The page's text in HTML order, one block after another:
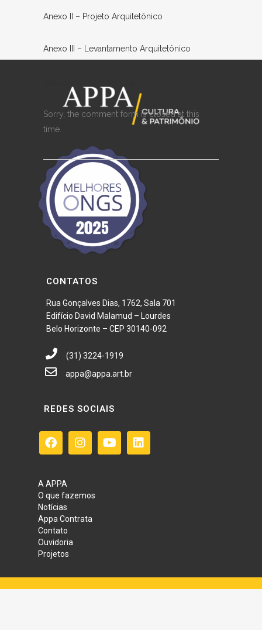
Anexo II – Projeto Arquitetônico
Anexo III – Levantamento Arquitetônico
Sorry, the comment form is closed at this
time.
CONTATOS
Rua Gonçalves Dias, 1762, Sala 701
Edifício David Malamud – Lourdes
Belo Horizonte – CEP 30140-092
(31) 3224-1919
appa@appa.art.br
REDES SOCIAIS
A APPA
O que fazemos
Notícias
Appa Contrata
Contato
Ouvidoria
Projetos